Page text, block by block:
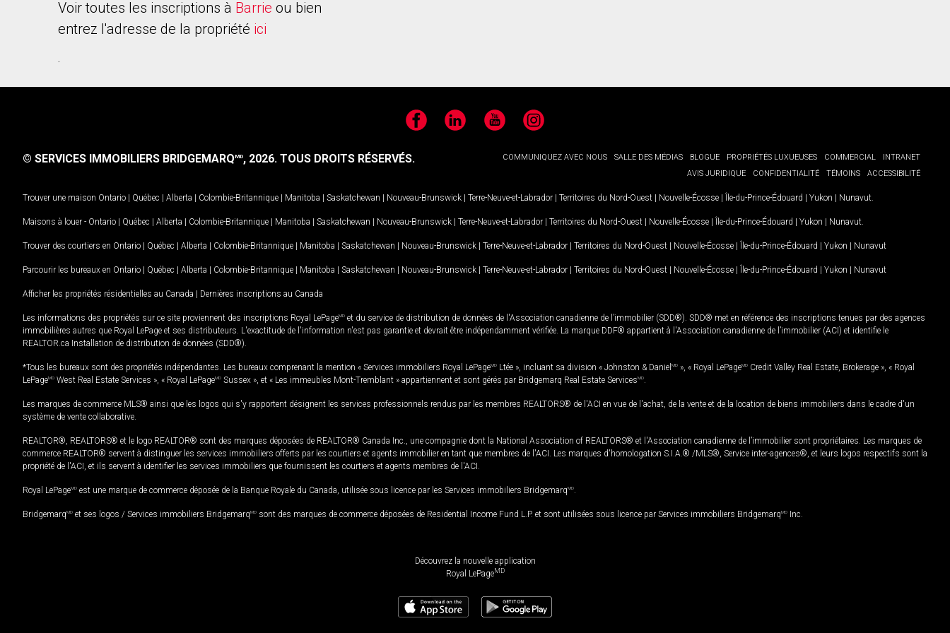
Voir toutes les inscriptions à Barrie ou bien
entrez l'adresse de la propriété ici
.
FacebookLinkedIn YouTubeInstagram
COMMUNIQUEZ AVEC NOUS SALLE DES MÉDIAS BLOGUE PROPRIÉTÉS LUXUEUSES COMMERCIAL
INTRANET
AVIS JURIDIQUE
CONFIDENTIALITÉ TÉMOINS ACCESSIBILITÉ
© SERVICES IMMOBILIERS BRIDGEMARQMD, 2026. TOUS DROITS RÉSERVÉS.
Trouver une maison Ontario | Québec | Alberta | Colombie-Britannique | Manitoba | Saskatchewan | Nouveau-Brunswick | Terre-Neuve-et-Labrador | Territoires du Nord-Ouest | Nouvelle-Écosse | Île-du-Prince-Édouard | Yukon | Nunavut
Maisons à louer - Ontario | Québec | Alberta | Colombie-Britannique | Manitoba | Saskatchewan | Nouveau-Brunswick | Terre-Neuve-et-Labrador | Territoires du Nord-Ouest | Nouvelle-Écosse | Île-du-Prince-Édouard | Yukon | Nunavut
Trouver des courtiers en Ontario | Québec | Alberta | Colombie-Britannique | Manitoba | Saskatchewan | Nouveau-Brunswick | Terre-Neuve-et-Labrador | Territoires du Nord-Ouest | Nouvelle-Écosse | Île-du-Prince-Édouard | Yukon | Nunavut
Parcourir les bureaux en Ontario | Québec | Alberta | Colombie-Britannique | Manitoba | Saskatchewan | Nouveau-Brunswick | Terre-Neuve-et-Labrador | Territoires du Nord-Ouest | Nouvelle-Écosse | Île-du-Prince-Édouard | Yukon | Nunavut
Afficher les propriétés résidentielles au Canada | Dernières inscriptions au Canada
Les informations des propriétés sur ce site proviennent des inscriptions Royal LePageMD et du service de distribution de données de l'Association canadienne de l’immobilier (SDD®). SDD® met en référence des inscriptions tenues par des agences
immobilières autres que Royal LePage et ses distributeurs. L'exactitude de l'information n'est pas garantie et devrait être indépendamment vérifiée. La marque DDF® appartient à l'Association canadienne de l’immobilier (ACI) et identifie le
REALTOR.ca Installation de distribution de données (SDD®).
*Tous les bureaux sont des propriétés indépendantes. Les bureaux comprenant la mention « Services immobiliers Royal LePageMD Ltée », incluant sa division « Johnston & Daniel MD », « Royal LePageMD Credit Valley Real Estate, Brokerage », « Royal
LePageMD West Real Estate Services », « Royal LePageMD Sussex », et « Les immeubles Mont-Tremblant » appartiennent et sont gérés par Bridgemarq Real Estate ServicesMD
Les marques de commerce MLS® ainsi que les logos qui s'y rapportent désignent les services professionnels rendus par les membres REALTORS® de l'ACI en vue de l'achat, de la vente et de la location de biens immobiliers dans le cadre d'un
système de vente collaborative.
REALTOR®, REALTORS® et le logo REALTOR® sont des marques déposées de REALTOR® Canada Inc., une compagnie dont la National Association of REALTORS® et l'Association canadienne de l’immobilier sont propriétaires. Les marques de
commerce REALTOR® servent à distinguer les services immobiliers offerts par les courtiers et agents immobilier en tant que membres de l'ACI. Les marques d'homologation S.I.A.® /MLS®, Service inter-agences®, et leurs logos respectifs sont la
propriété de l'ACI, et ils servent à identifier les services immobiliers que fournissent les courtiers et agents membres de l'ACI.
Royal LePageMD est une marque de commerce déposée de la Banque Royale du Canada, utilisée sous licence par les Services immobiliers BridgemarqMD
BridgemarqMD et ses logos / Services immobiliers BridgemarqMD sont des marques de commerce déposées de Residential Income Fund L.P. et sont utilisées sous licence par Services immobiliers BridgemarqMD Inc.
Découvrez la nouvelle application
Royal LePageMD